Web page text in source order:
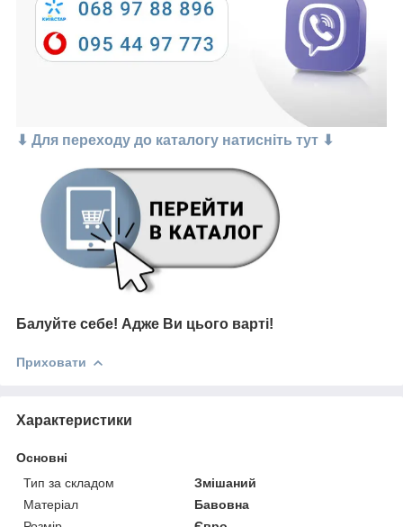
⬇ Для переходу до каталогу натисніть тут ⬇
Балуйте себе! Адже Ви цього варті!
Приховати
Характеристики
Основні
Тип за складом
Змішаний
Матеріал
Бавовна